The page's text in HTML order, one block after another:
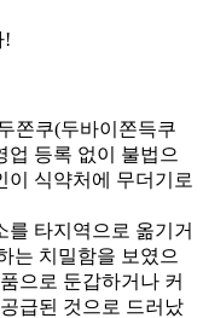
!
쫀쿠(두바이쫀득쿠
업 등록 없이 불법으
이 식약처에 무더기로
를 타지역으로 옮기거
는 치밀함을 보였으
으로 둔갑하거나 커
급된 것으로 드러났